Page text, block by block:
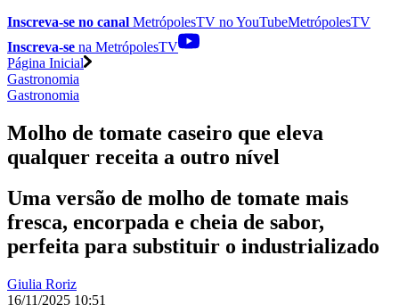
Inscreva-se no canal MetrópolesTV noYouTubeMetrópolesTV
Inscreva-se na MetrópolesTV
Página Inicial
Gastronomia
Gastronomia
Molho de tomate caseiro que eleva
qualquer receita a outro nível
Uma versão de molho de tomate mais
fresca, encorpada e cheia de sabor,
perfeita para substituir o industrializado
Giulia Roriz
16/11/2025 10:51